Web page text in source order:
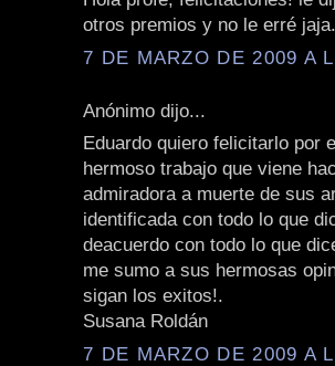
otros premios y no le erré
7 DE MARZO DE 2009 A
Anónimo dijo...
Eduardo quiero felicitarlo por
hermoso trabajo que viene
admiradora a muerte de sus
identificada con todo lo que
deacuerdo con todo lo que
me sumo a sus hermosas
sigan los exitos!.
Susana Roldán
7 DE MARZO DE 2009 A